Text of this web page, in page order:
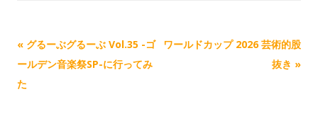
記
事
ナ
« グるーぶグるーぶ Vol.35 -ゴ
ールデン音楽祭SP-に行ってみ
た
ワールドカップ 2026 芸術的股
抜き »